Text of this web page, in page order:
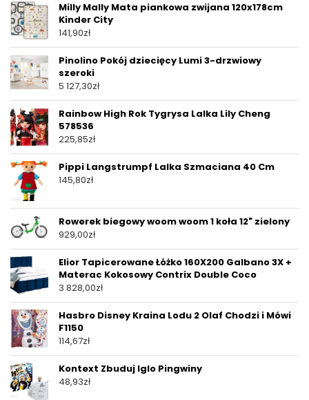
Milly Mally Mata piankowa zwijana 120x178cm
Kinder City
141,90zł
Pinolino Pokój dziecięcy Lumi 3-drzwiowy
szeroki
5 127,30zł
Rainbow High Rok Tygrysa Lalka Lily Cheng
578536
225,85zł
Pippi Langstrumpf Lalka Szmaciana 40 Cm
145,80zł
Rowerek biegowy woom woom 1 koła 12" zielony
929,00zł
Elior Tapicerowane Łóżko 160X200 Galbano 3X +
Materac Kokosowy Contrix Double Coco
3 828,00zł
Hasbro Disney Kraina Lodu 2 Olaf Chodzi i Mówi
F1150
114,67zł
Kontext Zbuduj Iglo Pingwiny
48,93zł